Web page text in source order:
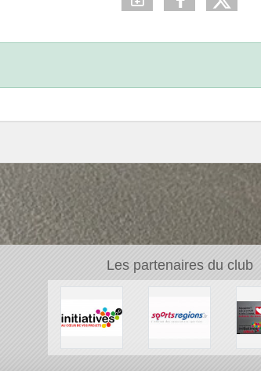
Les partenaires du club